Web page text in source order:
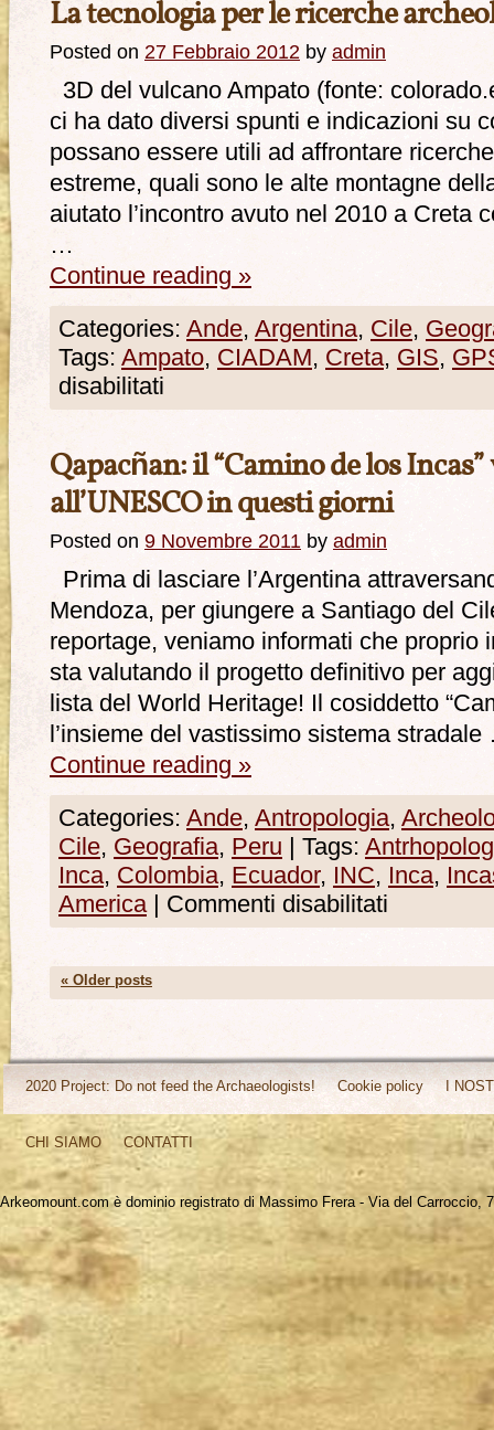
La tecnologia per le ricerche
Posted on 27 Febbraio 2012 by admin
3D del vulcano Ampato (fonte:
ci ha dato diversi spunti e indicazioni su
possano essere utili ad affrontare
estreme, quali sono le alte montagne
aiutato l’incontro avuto nel 2010 a Creta
…
Continue reading »
Categories: Ande, Argentina, Cile,
Tags: Ampato, CIADAM, Creta, GIS,
disabilitati
Qapacñan: il “Camino de los
all’UNESCO in questi giorni
Posted on 9 Novembre 2011 by admin
Prima di lasciare l’Argentina
Mendoza, per giungere a Santiago del
reportage, veniamo informati che proprio
sta valutando il progetto definitivo per
lista del World Heritage! Il cosiddetto
l’insieme del vastissimo sistema
Continue reading »
Categories: Ande, Antropologia,
Cile, Geografia, Peru Tags:
Inca, Colombia, Ecuador, INC, Inca,
America
Commenti disabilitati
« Older posts
2020 Project: Do not feed the Archaeologists! Cookie policy I
CHI SIAMO CONTATTI
Arkeomount.com è dominio registrato di Massimo Frera - Via del